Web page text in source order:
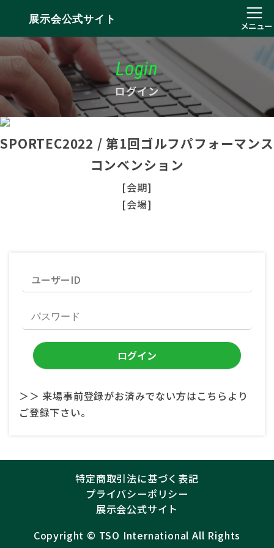
展示会公式サイト
メニュー
Login
ログイン
SPORTEC2022 / 第1回ゴルフパフォーマンス
コンベンション
[会期]
[会場]
＞＞ 来場事前登録がお済みでない方はこちらより
ご登録下さい。
特定商取引法に基づく表記
プライバシーポリシー
展示会公式サイト
Copyright ©︎ TSO International All Rights